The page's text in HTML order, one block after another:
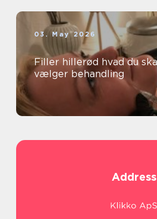
03. May 2026
Filler hillerød hvad du skal vide, før du
vælger behandling
Address